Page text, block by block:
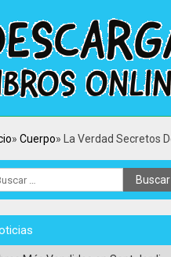
Cuerpo La Verdad Secretos